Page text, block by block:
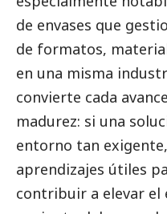
de envases que
de formatos,
en una misma
convierte cada
madurez: si una
entorno tan
aprendizajes útiles
contribuir a elevar el